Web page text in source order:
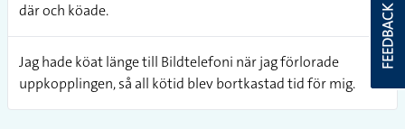
där och köade.
Jag hade köat länge till Bildtelefoni när jag förlorade
uppkopplingen, så all kötid blev bortkastad tid för mig.
FEEDBACK